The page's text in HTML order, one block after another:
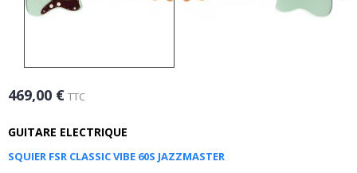
469,00 € TTC
GUITARE ELECTRIQUE
SQUIER FSR CLASSIC VIBE 60S JAZZMASTER